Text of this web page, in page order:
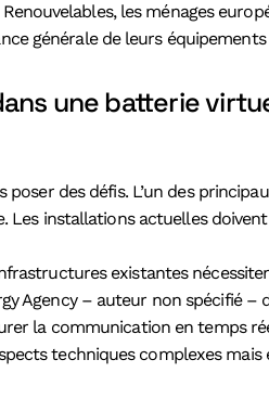
les ménages
générale de leurs
une batterie
des défis. L’un des
installations actuelles
existantes
Agency – auteur non spécifié –
la communication en temps
techniques complexes